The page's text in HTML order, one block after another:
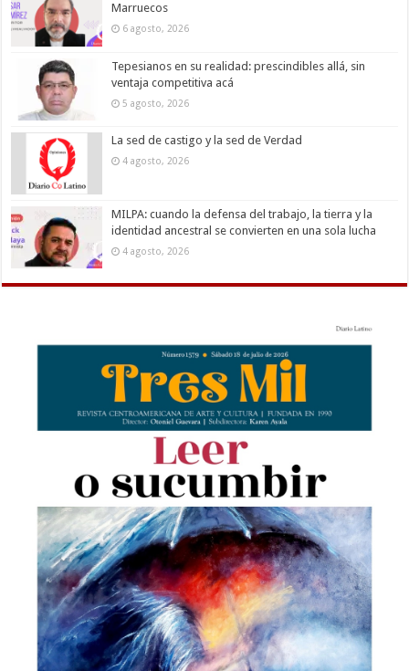
Marruecos
6 agosto, 2026
Tepesianos en su realidad: prescindibles allá, sin
ventaja competitiva acá
5 agosto, 2026
La sed de castigo y la sed de Verdad
4 agosto, 2026
MILPA: cuando la defensa del trabajo, la tierra y la
identidad ancestral se convierten en una sola lucha
4 agosto, 2026